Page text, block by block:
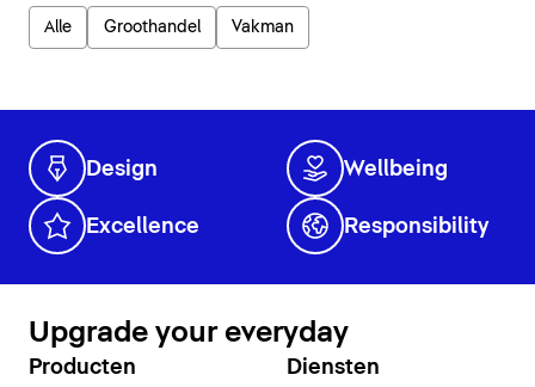
Alle Groothandel Vakman
Design Wellbeing
Excellence Responsibility
Upgrade your everyday
Producten Diensten